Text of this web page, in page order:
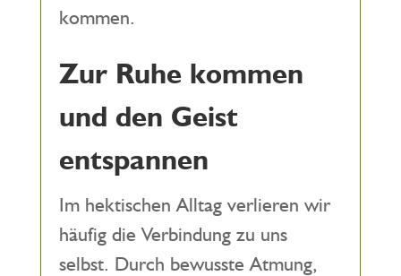
kommen.
Zur Ruhe kommen
und den Geist
entspannen
Im hektischen Alltag verlieren wir
häufig die Verbindung zu uns
selbst. Durch bewusste Atmung,